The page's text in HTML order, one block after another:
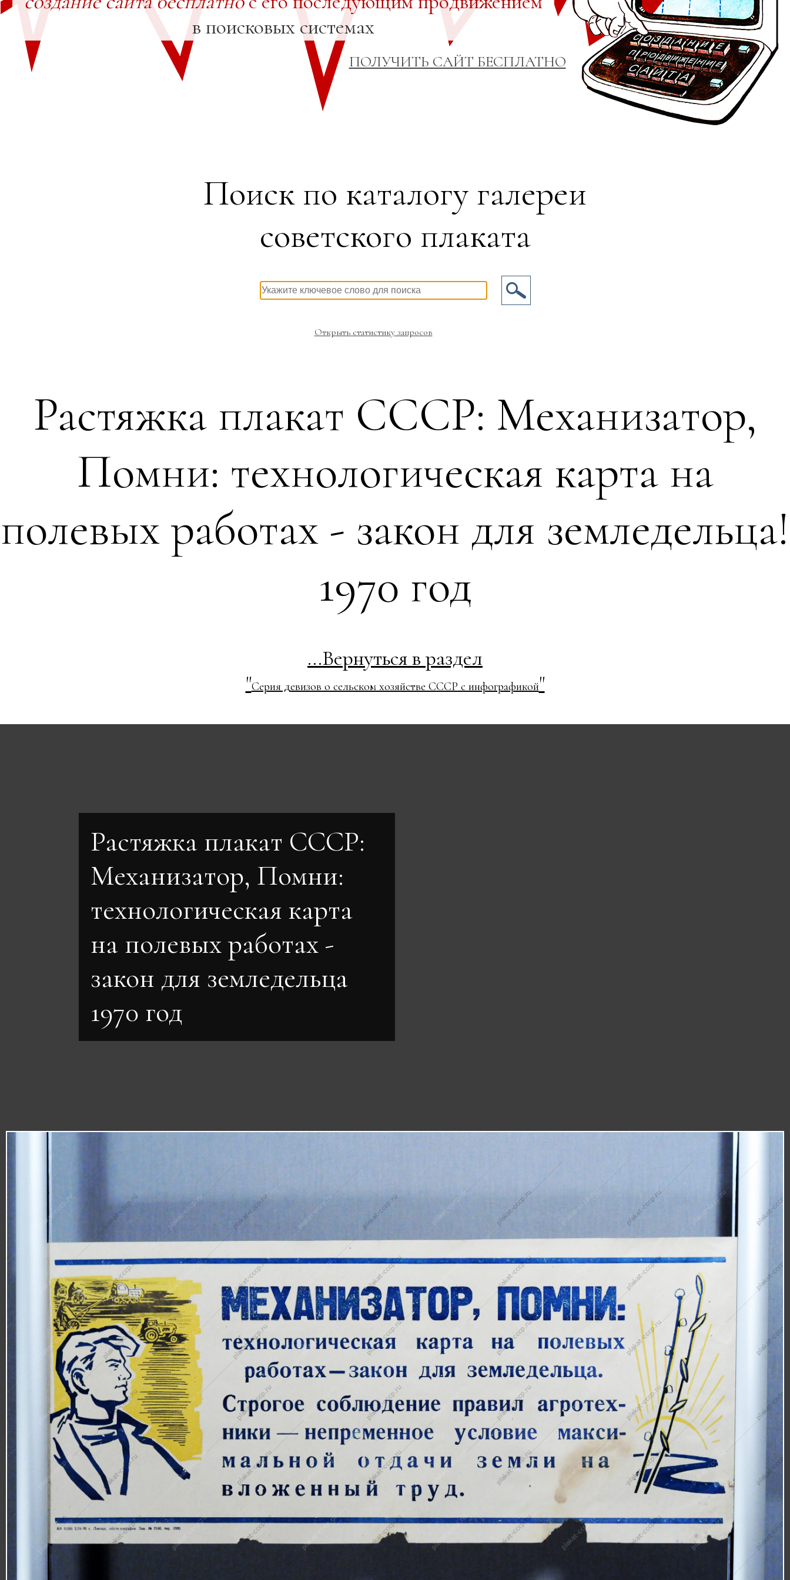
в поисковых системах
ПОЛУЧИТЬ САЙТ БЕСПЛАТНО
Поиск по каталогу галереи
советского плаката
Открыть статистику запросов
Растяжка плакат СССР: Механизатор,
Помни: технологическая карта на
полевых работах - закон для земледельца!
1970 год
...Вернуться в раздел
"Серия девизов о сельском хозяйстве СССР с инфографикой"
Растяжка плакат СССР:
Механизатор, Помни:
технологическая карта
на полевых работах -
закон для земледельца
1970 год